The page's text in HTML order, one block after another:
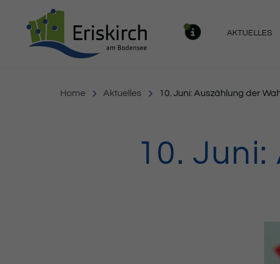
AKTUELLES
Home Aktuelles 10. Juni: Auszählung der
10.